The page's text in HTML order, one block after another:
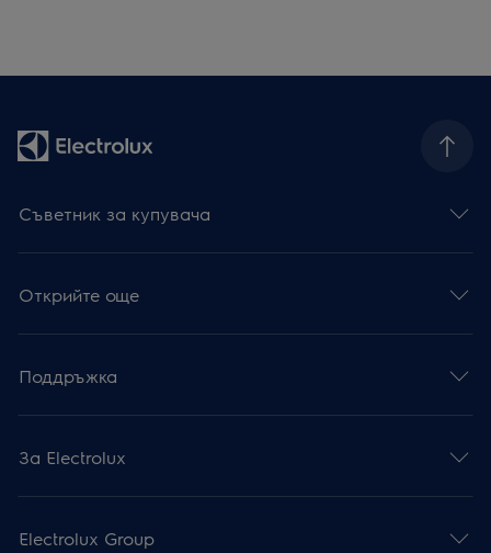
Съветник за купувача
Открийте още
Поддръжка
За Electrolux
Electrolux Group